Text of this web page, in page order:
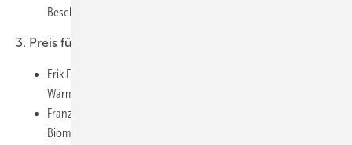
Beschichtungen.
3. Preis für sehr gute Praktika und Projektarbeiten:
Erik Frense, TU Dresden: Numerische Simulation des
Wärmetransports in Strömungen mit Nanofluiden.
Franz Lohse, TU Dresden: Abscheiden von Stäuben aus der
Biomasseverbrennung mit einem elektrostatischen Verfahren.